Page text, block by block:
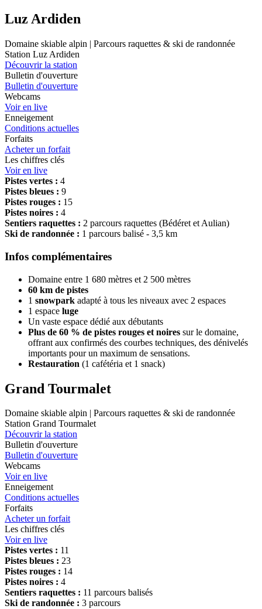
Luz Ardiden
Domaine skiable alpin | Parcours raquettes & ski de randonnée
Station Luz Ardiden
Découvrir la station
Bulletin d'ouverture
Bulletin d'ouverture
Webcams
Voir en live
Enneigement
Conditions actuelles
Forfaits
Acheter un forfait
Les chiffres clés
Voir en live
Pistes vertes : 4
Pistes bleues : 9
Pistes rouges : 15
Pistes noires : 4
Sentiers raquettes : 2 parcours raquettes (Bédéret et Aulian)
Ski de randonnée : 1 parcours balisé - 3,5 km
Infos complémentaires
Domaine entre 1 680 mètres et 2 500 mètres
60 km de pistes
1 snowpark adapté à tous les niveaux avec 2 espaces
1 espace luge
Un vaste espace dédié aux débutants
Plus de 60 % de pistes rouges et noires sur le domaine,
offrant aux confirmés des courbes techniques, des dénivelés
importants pour un maximum de sensations.
Restauration (1 cafétéria et 1 snack)
Grand Tourmalet
Domaine skiable alpin | Parcours raquettes & ski de randonnée
Station Grand Tourmalet
Découvrir la station
Bulletin d'ouverture
Bulletin d'ouverture
Webcams
Voir en live
Enneigement
Conditions actuelles
Forfaits
Acheter un forfait
Les chiffres clés
Voir en live
Pistes vertes : 11
Pistes bleues : 23
Pistes rouges : 14
Pistes noires : 4
Sentiers raquettes : 11 parcours balisés
Ski de randonnée : 3 parcours